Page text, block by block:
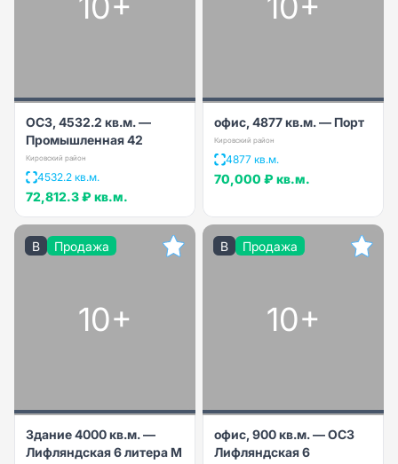
ОСЗ, 4532.2 кв.м. —
Промышленная 42
Кировский район
4532.2 кв.м.
72,812.3 ₽ кв.м.
офис, 4877 кв.м. — Порт
Кировский район
4877 кв.м.
70,000 ₽ кв.м.
B Продажа
10+
Здание 4000 кв.м. —
Лифляндская 6 литера М
B Продажа
10+
офис, 900 кв.м. — ОСЗ
Лифляндская 6